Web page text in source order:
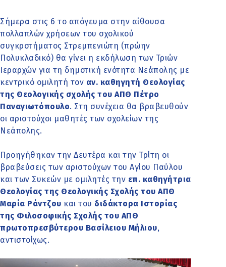
Σήμερα στις 6 το απόγευμα στην αίθουσα
πολλαπλών χρήσεων του σχολικού
συγκροτήματος Στρεμπενιώτη (πρώην
Πολυκλαδικό) θα γίνει η εκδήλωση των Τριών
Ιεραρχών για τη δημοτική ενότητα Νεάπολης με
κεντρικό ομιλητή τον αν. καθηγητή Θεολογίας
της Θεολογικής σχολής του ΑΠΘ Πέτρο
Παναγιωτόπουλο. Στη συνέχεια θα βραβευθούν
οι αριστούχοι μαθητές των σχολείων της
Νεάπολης.
Προηγήθηκαν την Δευτέρα και την Τρίτη οι
βραβεύσεις των αριστούχων του Αγίου Παύλου
και των Συκεών με ομιλητές την επ. καθηγήτρια
Θεολογίας της Θεολογικής Σχολής του ΑΠΘ
Μαρία Ράντζου και του διδάκτορα Ιστορίας
της Φιλοσοφικής Σχολής του ΑΠΘ
πρωτοπρεσβύτερου Βασίλειου Μήλιου,
αντιστοίχως.